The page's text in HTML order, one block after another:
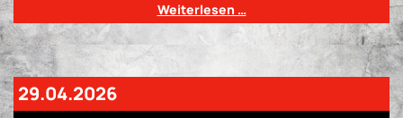
Weiterlesen …
29.04.2026